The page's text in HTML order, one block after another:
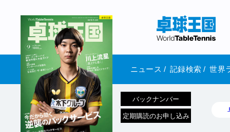
ニュース / 記録検索 / 世界
バックナンバー
定期購読のお申し込み